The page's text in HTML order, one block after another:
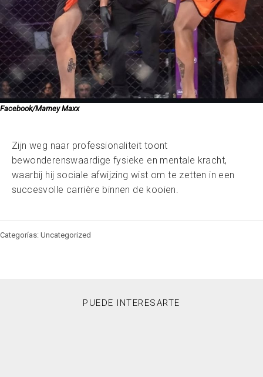
Facebook/Marney Maxx
Zijn weg naar professionaliteit toont
bewonderenswaardige fysieke en mentale kracht,
waarbij hij sociale afwijzing wist om te zetten in een
succesvolle carrière binnen de kooien.
Categorías: Uncategorized
PUEDE INTERESARTE